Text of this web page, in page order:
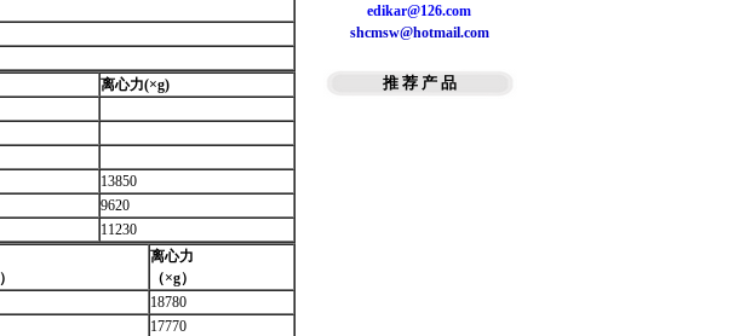
离心力(×g)
13850
9620
11230
）
离心力
（×g）
18780
17770
培养箱
edikar@126.com
shcmsw@hotmail.com
推 荐 产 品